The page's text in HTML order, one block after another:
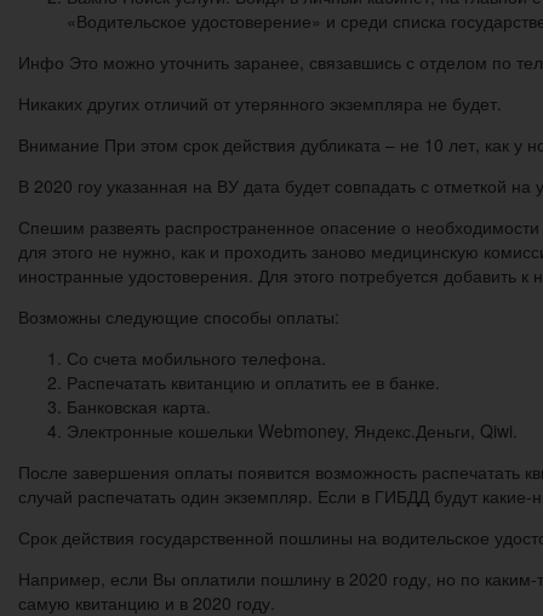
«Водительское удостоверение» и среди списка
Инфо Это можно уточнить заранее, связавшись с отделом по
Никаких других отличий от утерянного экземпляра не будет.
Внимание При этом срок действия дубликата – не 10 лет, как у
В 2020 гоу указанная на ВУ дата будет совпадать с отметкой на
Спешим развеять распространенное опасение о
для этого не нужно, как и проходить заново медицинскую
иностранные удостоверения. Для этого потребуется добавить
Возможны следующие способы оплаты:
Со счета мобильного телефона.
Распечатать квитанцию и оплатить ее в банке.
Банковская карта.
Электронные кошельки Webmoney, Яндекс.Деньги, Qiwi.
После завершения оплаты появится возможность
случай распечатать один экземпляр. Если в ГИБДД будут
Срок действия государственной пошлины на водительское
Например, если Вы оплатили пошлину в 2020 году, но по
самую квитанцию и в 2020 году.